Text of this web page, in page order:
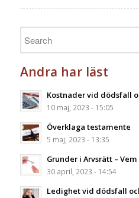
Andra har läst
Kostnader vid dödsfall
10 maj, 2023 - 15:05
Överklaga testamente
5 maj, 2023 - 13:35
Grunder i Arvsrätt –
30 april, 2023 - 14:54
Ledighet vid dödsfall